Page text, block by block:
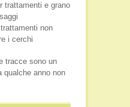
trattamenti e grano
non
i cerchi
tracce sono un
qualche anno non